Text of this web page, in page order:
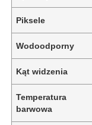
Piksele
Wodoodporny
Kąt widzenia
Temperatura
barwowa